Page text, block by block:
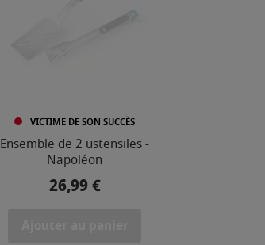
VICTIME DE SON SUCCÈS
Ensemble de 2 ustensiles -
Napoléon
Prix
26,99 €